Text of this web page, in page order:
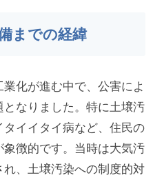
までの経緯
化が進む中で、公害によ
なりました。特に土壌汚
イイタイ病など、住民の
徴的です。当時は大気汚
、土壌汚染への制度的対